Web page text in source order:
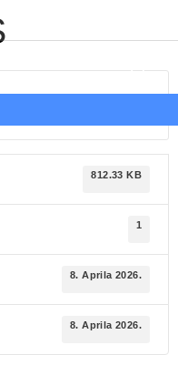
812.33 KB
1
8. Aprila 2026.
8. Aprila 2026.